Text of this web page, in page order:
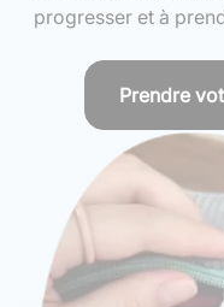
progresser et à
Prendre